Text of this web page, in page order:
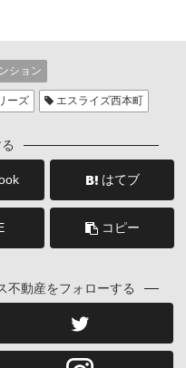
ション
ーズ エスライズ西本町
はてブ
コピー
不動産をフォローする